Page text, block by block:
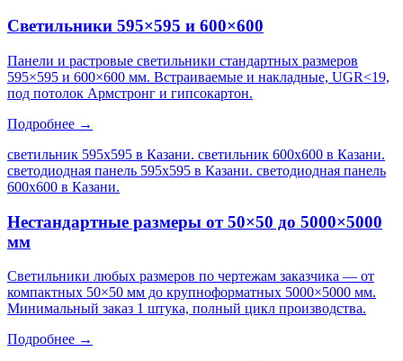
Светильники 595×595 и 600×600
Панели и растровые светильники стандартных размеров
595×595 и 600×600 мм. Встраиваемые и накладные, UGR<19,
под потолок Армстронг и гипсокартон.
Подробнее →
светильник 595х595 в Казани. светильник 600х600 в Казани.
светодиодная панель 595х595 в Казани. светодиодная панель
600х600 в Казани.
Нестандартные размеры от 50×50 до 5000×5000
мм
Светильники любых размеров по чертежам заказчика — от
компактных 50×50 мм до крупноформатных 5000×5000 мм.
Минимальный заказ 1 штука, полный цикл производства.
Подробнее →